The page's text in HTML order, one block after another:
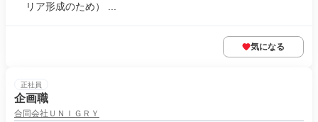
リア形成のため） ...
気になる
正社員
企画職
合同会社ＵＮＩＧＲＹ